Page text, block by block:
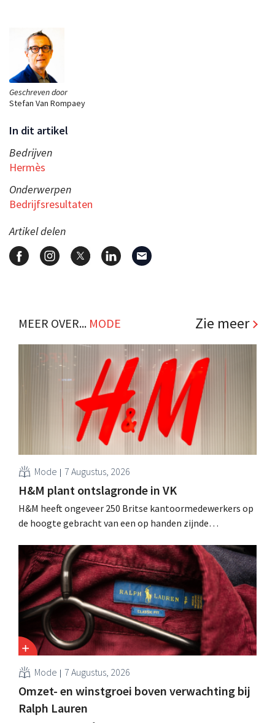
Geschreven door
Stefan Van Rompaey
In dit artikel
Bedrijven
Hermès
Onderwerpen
Bedrijfsresultaten
Artikel delen
MEER OVER... MODE Zie meer
Mode 7 Augustus, 2026
H&M plant ontslagronde in VK
H&M heeft ongeveer 250 Britse kantoormedewerkers op
de hoogte gebracht van een op handen zijnde
sanering volgt op eerdere ingrepen in Nederland, België
en Spanje waarbij al honderden jobs verloren gingen.
Mode 7 Augustus, 2026
Omzet- en winstgroei boven verwachting bij
Ralph Lauren